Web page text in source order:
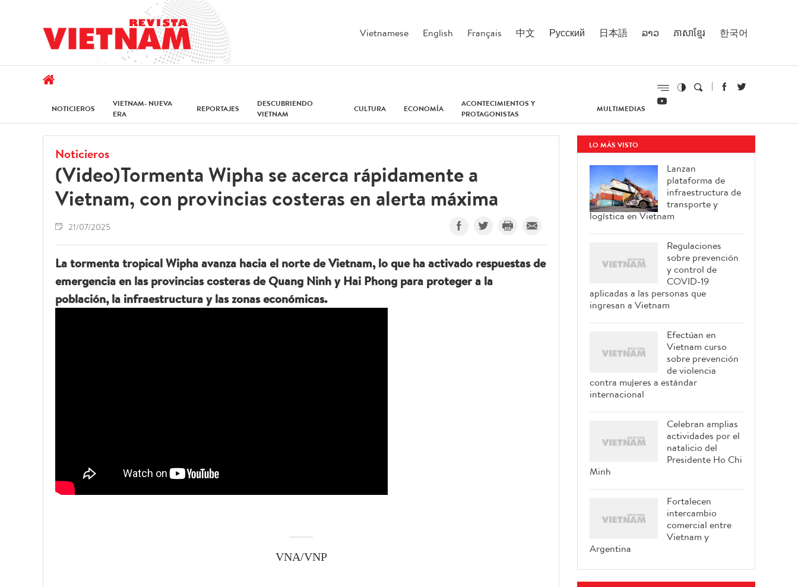
Vietnamese English Français 中文 Русский 日本語 ລາວ ភាសាខ្មែរ 한국어
NOTICIEROS
VIETNAM- NUEVA
ERA
REPORTAJES
DESCUBRIENDO
VIETNAM
CULTURA ECONOMÍA
ACONTECIMIENTOS Y
PROTAGONISTAS
MULTIMEDIAS
Noticieros
(Video)Tormenta Wipha se acerca rápidamente a
Vietnam, con provincias costeras en alerta máxima
21/07/2025
La tormenta tropical Wipha avanza hacia el norte de Vietnam, lo que ha activado respuestas de
emergencia en las provincias costeras de Quang Ninh y Hai Phong para proteger a la
población, la infraestructura y las zonas económicas.
VNA/VNP
LO MÁS VISTO
Lanzan
plataforma de
infraestructura de
transporte y
logística en Vietnam
Regulaciones
sobre prevención
y control de
COVID-19
aplicadas a las personas que
ingresan a Vietnam
Efectúan en
Vietnam curso
sobre prevención
de violencia
contra mujeres a estándar
internacional
Celebran amplias
actividades por el
natalicio del
Presidente Ho Chi
Minh
Fortalecen
intercambio
comercial entre
Vietnam y
Argentina